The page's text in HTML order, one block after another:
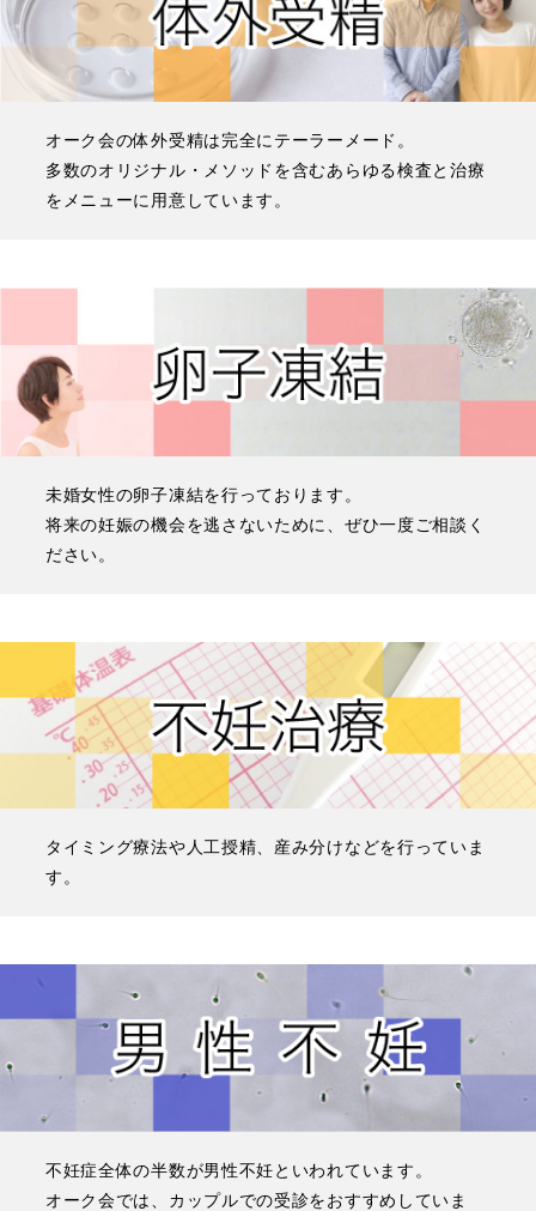
オーク会の体外受精は完全にテーラーメード。
多数のオリジナル・メソッドを含むあらゆる検査と治療
をメニューに用意しています。
未婚女性の卵子凍結を行っております。
将来の妊娠の機会を逃さないために、ぜひ一度ご相談く
ださい。
タイミング療法や人工授精、産み分けなどを行っていま
す。
不妊症全体の半数が男性不妊といわれています。
オーク会では、カップルでの受診をおすすめしていま